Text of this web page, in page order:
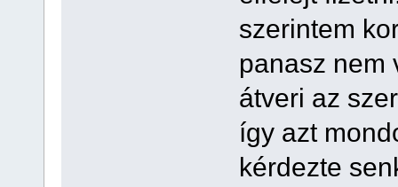
szerintem
panasz nem
átveri az
így azt
kérdezte